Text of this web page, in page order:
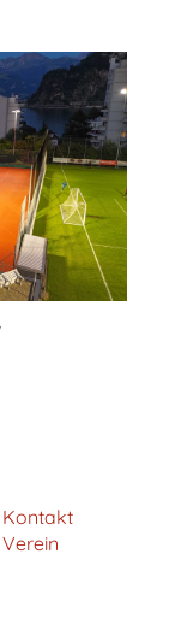
Kontakt
Verein